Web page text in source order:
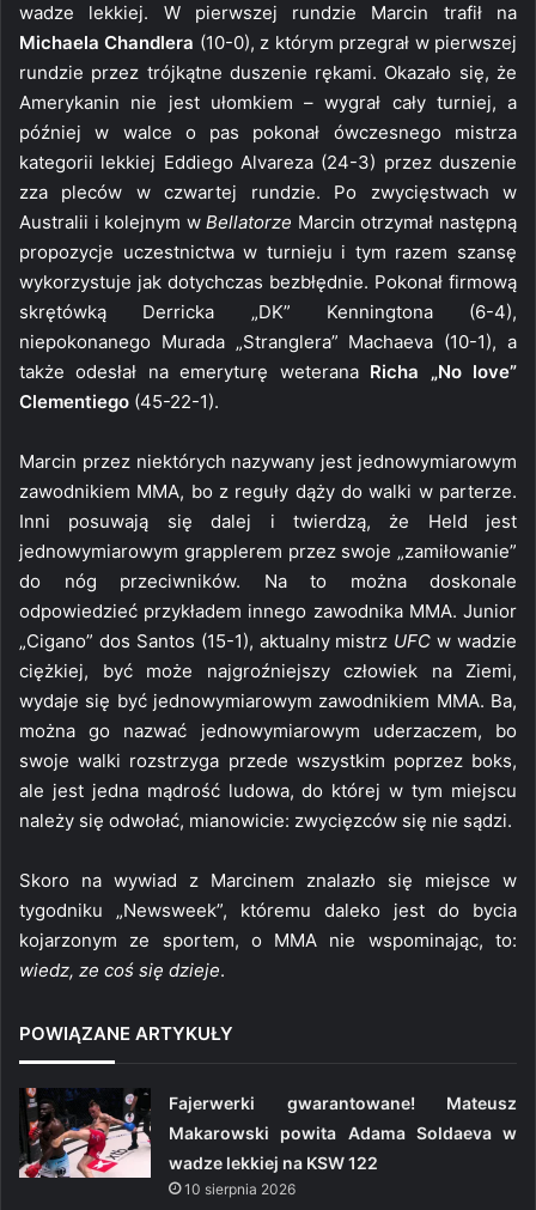
wadze lekkiej. W pierwszej rundzie Marcin trafił na
Michaela Chandlera (10-0), z którym przegrał w pierwszej
rundzie przez trójkątne duszenie rękami. Okazało się, że
Amerykanin nie jest ułomkiem – wygrał cały turniej, a
później w walce o pas pokonał ówczesnego mistrza
kategorii lekkiej Eddiego Alvareza (24-3) przez duszenie
zza pleców w czwartej rundzie. Po zwycięstwach w
Australii i kolejnym wBellatorze Marcin otrzymał następną
propozycje uczestnictwa w turnieju i tym razem szansę
wykorzystuje jak dotychczas bezbłędnie. Pokonał firmową
skrętówką Derricka „DK” Kenningtona (6-4),
niepokonanego Murada „Stranglera” Machaeva (10-1), a
także odesłał na emeryturę weterana Richa „No love”
Clementiego (45-22-1).
Marcin przez niektórych nazywany jest jednowymiarowym
zawodnikiem MMA, bo z reguły dąży do walki w parterze.
Inni posuwają się dalej i twierdzą, że Held jest
jednowymiarowym grapplerem przez swoje „zamiłowanie”
do nóg przeciwników. Na to można doskonale
odpowiedzieć przykładem innego zawodnika MMA. Junior
„Cigano” dos Santos (15-1), aktualny mistrz UFC w wadzie
ciężkiej, być może najgroźniejszy człowiek na Ziemi,
wydaje się być jednowymiarowym zawodnikiem MMA. Ba,
można go nazwać jednowymiarowym uderzaczem, bo
swoje walki rozstrzyga przede wszystkim poprzez boks,
ale jest jedna mądrość ludowa, do której w tym miejscu
należy się odwołać, mianowicie: zwycięzców się nie sądzi.
Skoro na wywiad z Marcinem znalazło się miejsce w
tygodniku „Newsweek”, któremu daleko jest do bycia
kojarzonym ze sportem, o MMA nie wspominając, to:
wiedz, ze coś się dzieje.
POWIĄZANE ARTYKUŁY
Fajerwerki gwarantowane! Mateusz
Makarowski powita Adama Soldaeva w
wadze lekkiej na KSW 122
10 sierpnia 2026